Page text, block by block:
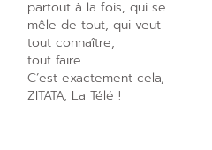
partout à la fois, qui se
mêle de tout, qui veut
tout connaître,
tout faire.
C’est exactement cela,
ZITATA, La Télé !